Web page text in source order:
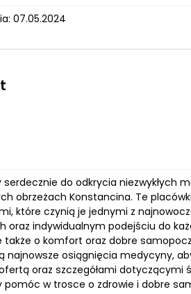
07.05.2024
do odkrycia niezwykłych
obrzeżach Konstancina. Te
które czynią je jednymi z
oraz indywidualnym podejściu do
także o komfort oraz dobre
najnowsze osiągnięcia medycyny,
oraz szczegółami dotyczącymi
pomóc w trosce o zdrowie i dobre